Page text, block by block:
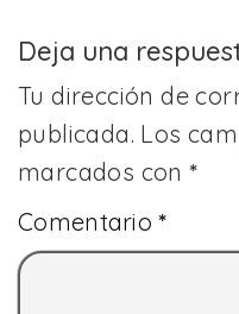
Deja una
Tu dirección de
publicada. Los
marcados con*
Comentario*